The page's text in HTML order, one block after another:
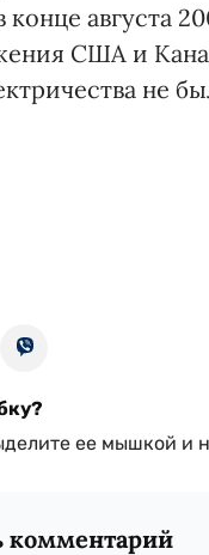
августа
США и
не
ее мышкой и
комментарий